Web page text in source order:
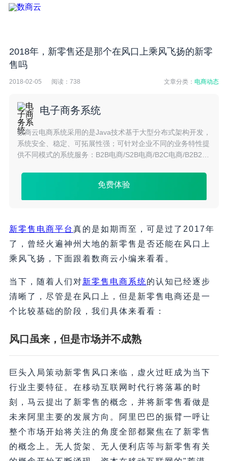
2018年，新零售还是那个在风口上乘风飞扬的新零
售吗
2018-02-05 阅读： 738 文章分类：电商动态
电子商务系统
数商云电商系统采用的是Java技术基于大型分布式架构开发，
系统安全、稳定、可拓展性强；可针对企业不同的业务特性提
供不同模式的系统服务：B2B电商/S2B电商/B2C电商/B2B2C
免费体验
新零售电商平台 真的是如期而至，可是过了2017年
了，曾经火遍神州大地的新零售是否还能在风口上
乘风飞扬，下面跟着数商云小编来看看。
当下，随着人们对新零售电商系统的认知已经逐步
清晰了，尽管是在风口上，但是新零售电商还是一
个比较基础的阶段，我们具体来看看：
风口虽来，但是市场并不成熟
巨头入局策动新零售风口来临，虚火过旺成为当下
行业主要特征。在移动互联网时代行将落幕的时
刻，马云提出了新零售的概念，并将新零售看做是
未来阿里主要的发展方向。阿里巴巴的振臂一呼让
整个市场开始将关注的角度全部都聚焦在了新零售
的概念上。无人货架、无人便利店等与新零售有关